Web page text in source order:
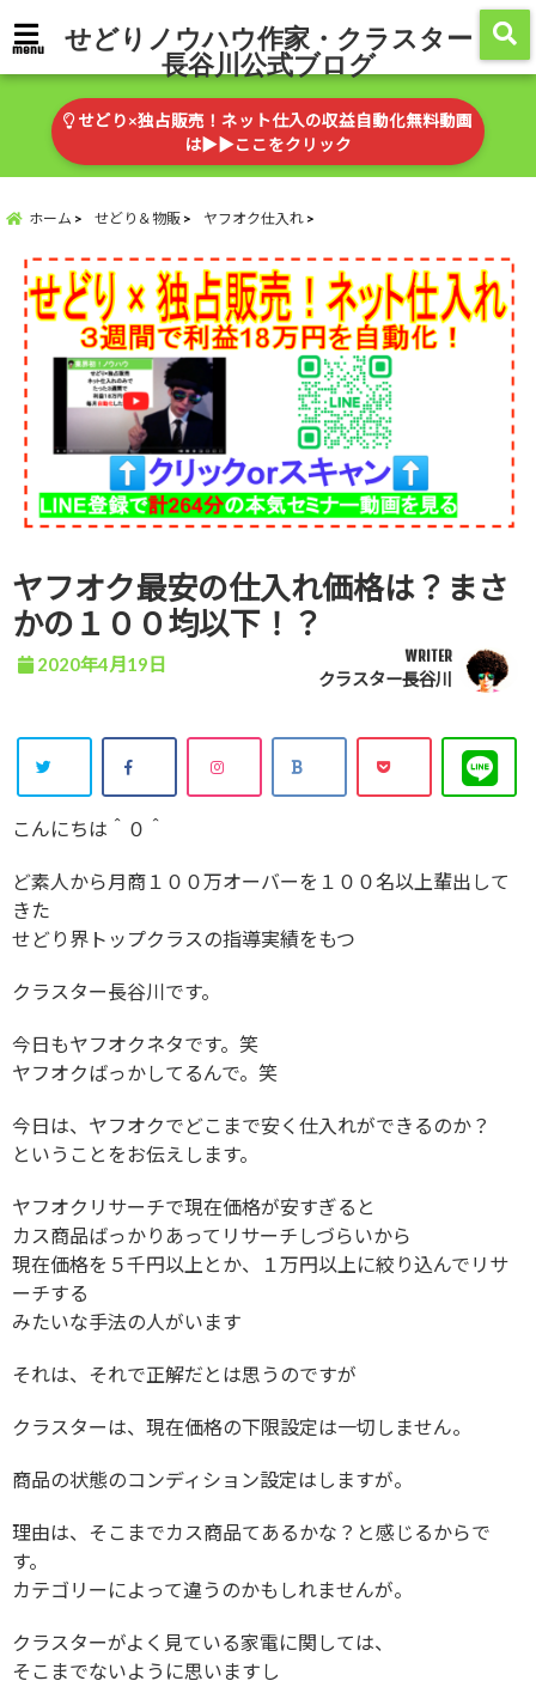
menu せどりノウハウ作家・クラスター
長谷川公式ブログ
せどり×独占販売！ネット仕入の収益自動化無料動画
は▶︎▶︎ここをクリック
ホーム せどり＆物販 ヤフオク仕入れ
ヤフオク最安の仕入れ価格は？まさ
かの１００均以下！？
2020年4月19日 WRITER
クラスター長谷川
こんにちは＾０＾
ど素人から月商１００万オーバーを１００名以上輩出して
きた
せどり界トップクラスの指導実績をもつ
クラスター長谷川です。
今日もヤフオクネタです。笑
ヤフオクばっかしてるんで。笑
今日は、ヤフオクでどこまで安く仕入れができるのか？
ということをお伝えします。
ヤフオクリサーチで現在価格が安すぎると
カス商品ばっかりあってリサーチしづらいから
現在価格を５千円以上とか、１万円以上に絞り込んでリサ
ーチする
みたいな手法の人がいます
それは、それで正解だとは思うのですが
クラスターは、現在価格の下限設定は一切しません。
商品の状態のコンディション設定はしますが。
理由は、そこまでカス商品てあるかな？と感じるからで
す。
カテゴリーによって違うのかもしれませんが。
クラスターがよく見ている家電に関しては、
そこまでないように思いますし